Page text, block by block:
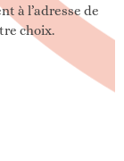
à l’adresse de
choix.